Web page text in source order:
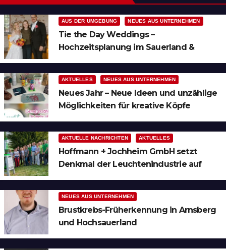
AUS DER UMGEBUNG NEUES AUS UNTERNEHMEN
Tie the Day Weddings –
Hochzeitsplanung im Sauerland &
AKTUELLES NEUES AUS UNTERNEHMEN
Neues Jahr – Neue Ideen und unzählige
Möglichkeiten für kreative Köpfe
AKTUELLE NACHRICHTEN AKTUELLES
Hoffmann + Jochheim GmbH setzt
Denkmal der Leuchtenindustrie auf
NEUES AUS UNTERNEHMEN
Brustkrebs-Früherkennung in Arnsberg
und Hochsauerland